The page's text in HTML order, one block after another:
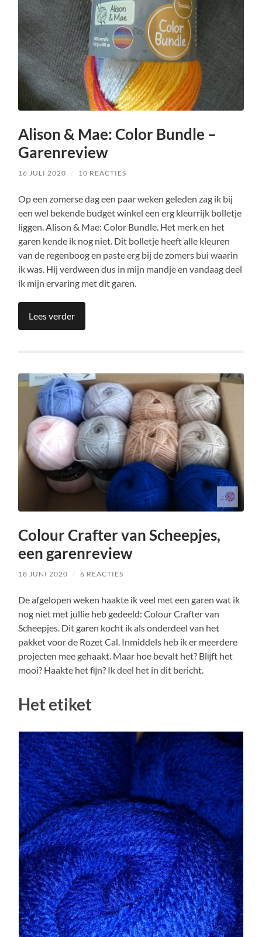
Alison & Mae: Color Bundle –
Garenreview
16 JULI 2020 / 10 REACTIES
Op een zomerse dag een paar weken geleden zag ik bij
een wel bekende budget winkel een erg kleurrijk bolletje
liggen. Alison & Mae: Color Bundle. Het merk en het
garen kende ik nog niet. Dit bolletje heeft alle kleuren
van de regenboog en paste erg bij de zomers bui waarin
ik was. Hij verdween dus in mijn mandje en vandaag deel
ik mijn ervaring met dit garen.
Lees verder
Colour Crafter van Scheepjes,
een garenreview
18 JUNI 2020 / 6 REACTIES
De afgelopen weken haakte ik veel met een garen wat ik
nog niet met jullie heb gedeeld: Colour Crafter van
Scheepjes. Dit garen kocht ik als onderdeel van het
pakket voor de Rozet Cal. Inmiddels heb ik er meerdere
projecten mee gehaakt. Maar hoe bevalt het? Blĳft het
mooi? Haakte het fĳn? Ik deel het in dit bericht.
Het etiket